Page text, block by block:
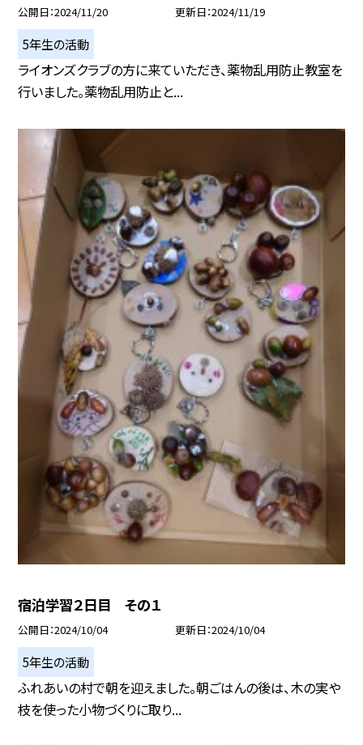
公開日 2024/11/20 更新日 2024/11/19
5年生の活動
ライオンズクラブの方に来ていただき、薬物乱用防止教室を
行いました。薬物乱用防止と...
宿泊学習２日目 その１
公開日 2024/10/04 更新日 2024/10/04
5年生の活動
ふれあいの村で朝を迎えました。朝ごはんの後は、木の実や
枝を使った小物づくりに取り...